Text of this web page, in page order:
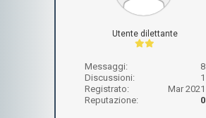
Utente dilettante
Messaggi:
8
Discussioni:
1
Registrato:
Mar 2021
Reputazione:
0